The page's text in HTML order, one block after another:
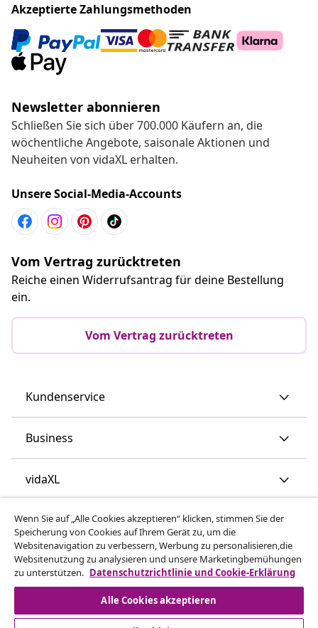
Akzeptierte Zahlungsmethoden
Newsletter abonnieren
Schließen Sie sich über 700.000 Käufern an, die
wöchentliche Angebote, saisonale Aktionen und
Neuheiten von vidaXL erhalten.
Unsere Social-Media-Accounts
Vom Vertrag zurücktreten
Reiche einen Widerrufsantrag für deine Bestellung
ein.
Vom Vertrag zurücktreten
Kundenservice
Business
vidaXL
Mehr entdecken
Wenn Sie auf „Alle Cookies akzeptieren“ klicken, stimmen Sie der
Speicherung von Cookies auf Ihrem Gerät zu, um die
Websitenavigation zu verbessern, Werbung zu personalisieren,die
Websitenutzung zu analysieren und unsere Marketingbemühungen
zu unterstützen. Datenschutzrichtlinie und Cookie-Erklärung
Alle Cookies akzeptieren